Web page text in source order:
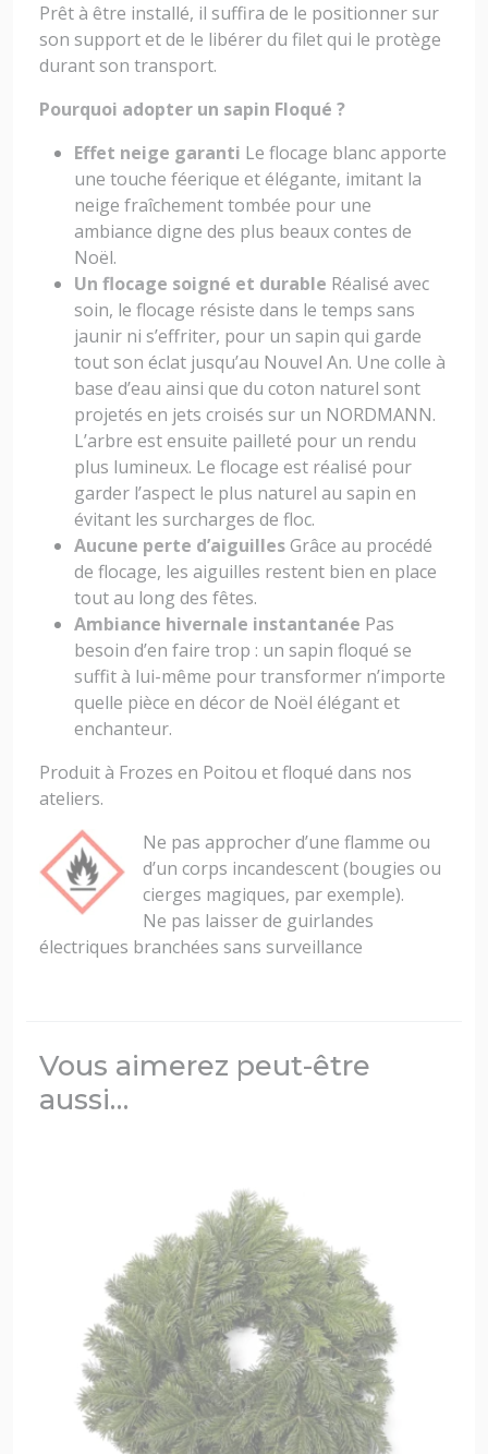
Prêt à être installé, il suffira de le positionner sur
son support et de le libérer du filet qui le protège
durant son transport.
Pourquoi adopter un sapin Floqué ?
Effet neige garanti Le flocage blanc apporte
une touche féerique et élégante, imitant la
neige fraîchement tombée pour une
ambiance digne des plus beaux contes de
Noël.
Un flocage soigné et durable Réalisé avec
soin, le flocage résiste dans le temps sans
jaunir ni s’effriter, pour un sapin qui garde
tout son éclat jusqu’au Nouvel An. Une colle à
base d’eau ainsi que du coton naturel sont
projetés en jets croisés sur un NORDMANN.
L’arbre est ensuite pailleté pour un rendu
plus lumineux. Le flocage est réalisé pour
garder l’aspect le plus naturel au sapin en
évitant les surcharges de floc.
Aucune perte d’aiguillesGrâce au procédé
de flocage, les aiguilles restent bien en place
tout au long des fêtes.
Ambiance hivernale instantanée Pas
besoin d’en faire trop : un sapin floqué se
suffit à lui-même pour transformer n’importe
quelle pièce en décor de Noël élégant et
enchanteur.
Produit à Frozes en Poitou et floqué dans nos
ateliers.
Ne pas approcher d’une flamme ou
d’un corps incandescent (bougies ou
cierges magiques, par exemple).
Ne pas laisser de guirlandes
électriques branchées sans surveillance
Vous aimerez peut-être
aussi…